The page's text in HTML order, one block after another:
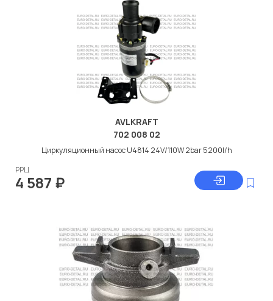
AVLKRAFT
702 008 02
Циркуляционный насос U4814 24V/110W 2bar 5200l/h
РРЦ
4 587 ₽